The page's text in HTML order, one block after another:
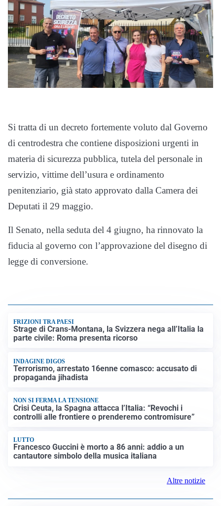
Si tratta di un decreto fortemente voluto dal Governo
di centrodestra che contiene disposizioni urgenti in
materia di sicurezza pubblica, tutela del personale in
servizio, vittime dell’usura e ordinamento
penitenziario, già stato approvato dalla Camera dei
Deputati il 29 maggio.
Il Senato, nella seduta del 4 giugno, ha rinnovato la
fiducia al governo con l’approvazione del disegno di
legge di conversione.
FRIZIONI TRA PAESI
Strage di Crans-Montana, la Svizzera nega all’Italia la
parte civile: Roma presenta ricorso
INDAGINE DIGOS
Terrorismo, arrestato 16enne comasco: accusato di
propaganda jihadista
NON SI FERMA LA TENSIONE
Crisi Ceuta, la Spagna attacca l’Italia: “Revochi i
controlli alle frontiere o prenderemo contromisure”
LUTTO
Francesco Guccini è morto a 86 anni: addio a un
cantautore simbolo della musica italiana
Altre notizie